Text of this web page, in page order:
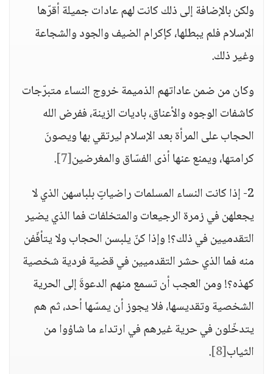
ولكن بالإضافة إلى ذلك كانت لهم عادات جميلة أقرّها
الإسلام فلم يبطلها، كإكرام الضيف والجود والشجاعة
وغير ذلك.
وكان من ضمن عاداتهم الذميمة خروج النساء متبرّجات
كاشفات الوجوه والأعناق، باديات الزينة، ففرض الله
الحجاب على المرأة بعد الإسلام ليرتقي بها ويصونَ
كرامتها، ويمنع عنها أذى الفسّاق والمغرضين[7]
.
2- إذا كانت النساء المسلمات راضياتٍ بلباسهن الذي لا
يجعلهن في زمرة الرجيعات والمتخلفات فما الذي يضير
التقدميين في ذلك؟! وإذا كنّ يلبسن الحجاب ولا يتأفّفن
منه فما الذي حشر التقدميين في قضية فردية شخصية
كهذه؟! ومن العجب أن تسمع منهم الدعوةَ إلى الحرية
الشخصية وتقديسها، فلا يجوز أن يمسّها أحد، ثم هم
يتدخّلون في حرية غيرهم في ارتداء ما شاؤوا من
الثياب[8]
.